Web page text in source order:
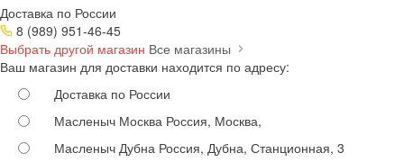
Доставка по России
8 (989) 951-46-45
Выбрать другой магазин Все магазины
Ваш магазин для доставки находится по адресу:
Доставка по России
Масленыч Москва Россия, Москва,
Масленыч Дубна Россия, Дубна, Станционная, 3